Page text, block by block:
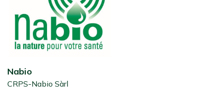
Nabio
CRPS-Nabio Sàrl